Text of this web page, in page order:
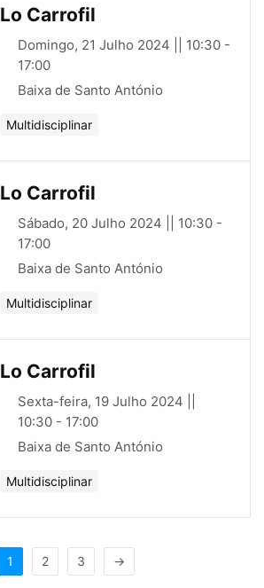
Lo Carrofil
Domingo, 21 Julho 2024 || 10:30 -
17:00
Baixa de Santo António
Multidisciplinar
Lo Carrofil
Sábado, 20 Julho 2024 || 10:30 -
17:00
Baixa de Santo António
Multidisciplinar
Lo Carrofil
Sexta-feira, 19 Julho 2024 ||
10:30 - 17:00
Baixa de Santo António
Multidisciplinar
1 2 3 →